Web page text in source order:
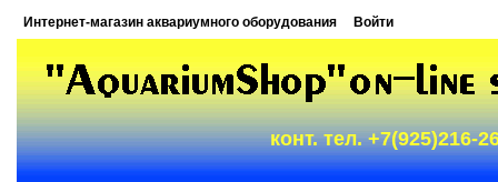
Интернет-магазин аквариумного оборудования Войти
конт. тел. +7(925)216-